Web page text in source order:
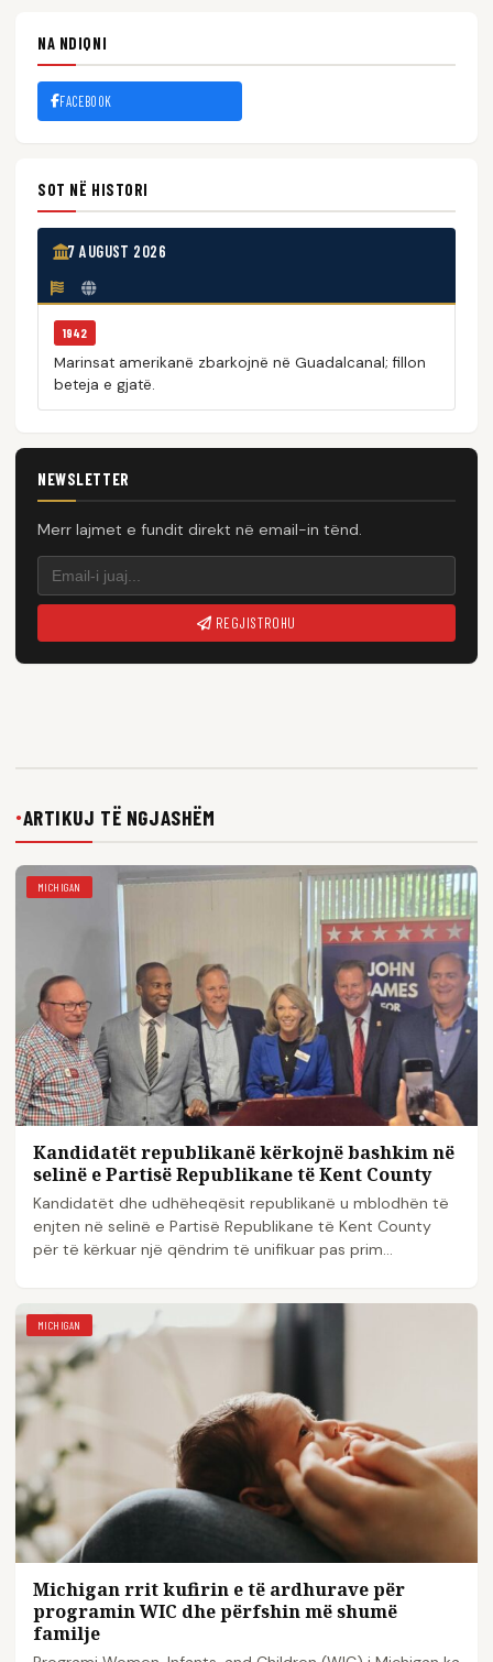
NA NDIQNI
FACEBOOK
SOT NË HISTORI
7 AUGUST 2026
1942
Marinsat amerikanë zbarkojnë në Guadalcanal; fillon
beteja e gjatë.
NEWSLETTER
Merr lajmet e fundit direkt në email-in tënd.
REGJISTROHU
●ARTIKUJ TË NGJASHËM
MICHIGAN
Kandidatët republikanë kërkojnë bashkim në
selinë e Partisë Republikane të Kent County
Kandidatët dhe udhëheqësit republikanë u mblodhën të
enjten në selinë e Partisë Republikane të Kent County
për të kërkuar një qëndrim të unifikuar pas prim...
MICHIGAN
Michigan rrit kufirin e të ardhurave për
programin WIC dhe përfshin më shumë
familje